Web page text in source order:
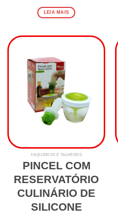
LEIA MAIS
FAQUEIROS E TALHERES
PINCEL COM
RESERVATÓRIO
CULINÁRIO DE
SILICONE